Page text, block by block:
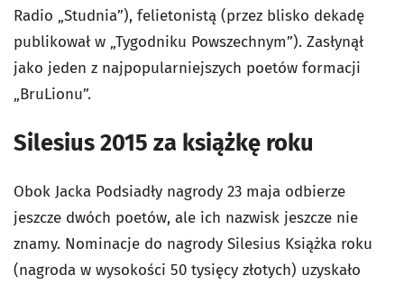
Radio „Studnia”), felietonistą (przez blisko dekadę
publikował w „Tygodniku Powszechnym”). Zasłynął
jako jeden z najpopularniejszych poetów formacji
„BruLionu”.
Silesius 2015 za książkę roku
Obok Jacka Podsiadły nagrody 23 maja odbierze
jeszcze dwóch poetów, ale ich nazwisk jeszcze nie
znamy. Nominacje do nagrody Silesius Książka roku
(nagroda w wysokości 50 tysięcy złotych) uzyskało